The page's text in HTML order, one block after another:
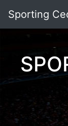
Sporting